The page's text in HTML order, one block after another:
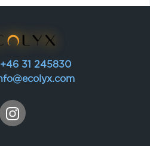
+46 31 245830